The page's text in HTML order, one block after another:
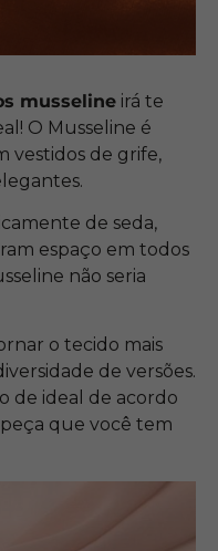
musseline irá te
O Musseline é
vestidos de grife,
de seda,
espaço em todos
não seria
o tecido mais
de versões.
de ideal de acordo
que você tem